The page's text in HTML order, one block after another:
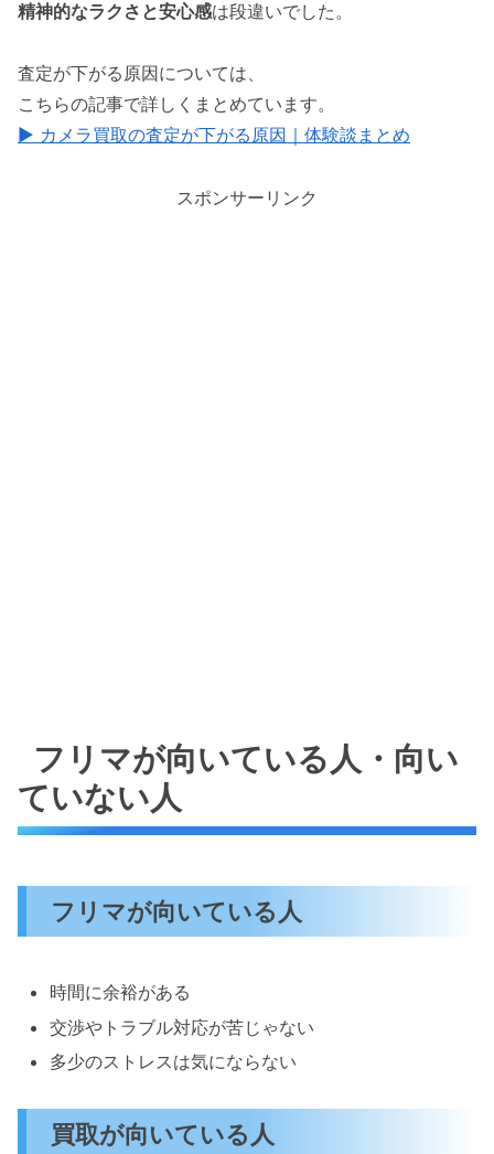
精神的なラクさと安心感は段違いでした。
査定が下がる原因については、
こちらの記事で詳しくまとめています。
▶ カメラ買取の査定が下がる原因｜体験談まとめ
スポンサーリンク
フリマが向いている人・向い
ていない人
フリマが向いている人
時間に余裕がある
交渉やトラブル対応が苦じゃない
多少のストレスは気にならない
買取が向いている人